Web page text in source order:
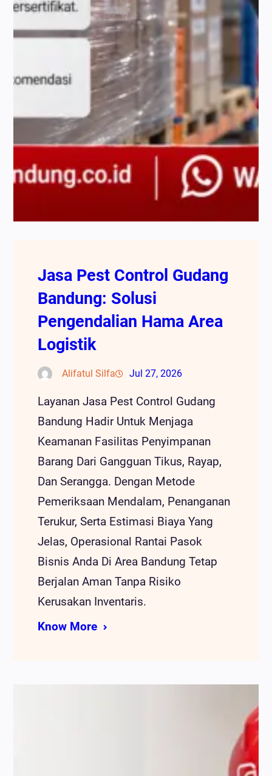
Jasa Pest Control Gudang
Bandung: Solusi
Pengendalian Hama Area
Logistik
Alifatul Silfa Jul 27, 2026
Layanan Jasa Pest Control Gudang
Bandung Hadir Untuk Menjaga
Keamanan Fasilitas Penyimpanan
Barang Dari Gangguan Tikus, Rayap,
Dan Serangga. Dengan Metode
Pemeriksaan Mendalam, Penanganan
Terukur, Serta Estimasi Biaya Yang
Jelas, Operasional Rantai Pasok
Bisnis Anda Di Area Bandung Tetap
Berjalan Aman Tanpa Risiko
Kerusakan Inventaris.
Know More